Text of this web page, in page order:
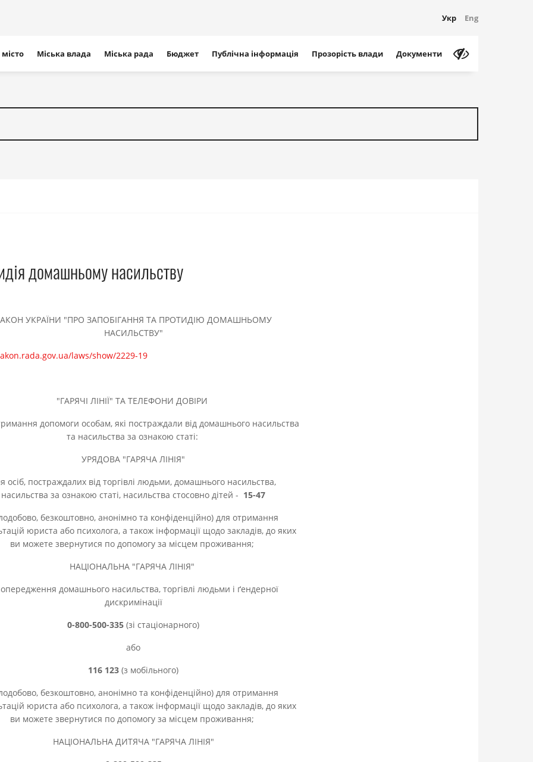
Укр Eng
Міська влада Міська рада Бюджет Публічна інформація Прозорість влади Документи
домашньому насильству
УКРАЇНИ "ПРО ЗАПОБІГАННЯ ТА ПРОТИДІЮ ДОМАШНЬОМУ
НАСИЛЬСТВУ"
laws/show/2229-19
"ГАРЯЧІ ЛІНІЇ" ТА ТЕЛЕФОНИ ДОВІРИ
допомоги особам, які постраждали від домашнього насильства
та насильства за ознакою статі:
УРЯДОВА "ГАРЯЧА ЛІНІЯ"
осіб, постраждалих від торгівлі людьми, домашнього насильства,
насильства за ознакою статі, насильства стосовно дітей - 15-47
безкоштовно, анонімно та конфіденційно) для отримання
юриста або психолога, а також інформації щодо закладів, до яких
ви можете звернутися по допомогу за місцем проживання;
НАЦІОНАЛЬНА "ГАРЯЧА ЛІНІЯ"
домашнього насильства, торгівлі людьми і ґендерної
дискримінації
0-800-500-335 (зі стаціонарного)
або
116 123 (з мобільного)
безкоштовно, анонімно та конфіденційно) для отримання
юриста або психолога, а також інформації щодо закладів, до яких
ви можете звернутися по допомогу за місцем проживання;
НАЦІОНАЛЬНА ДИТЯЧА "ГАРЯЧА ЛІНІЯ"